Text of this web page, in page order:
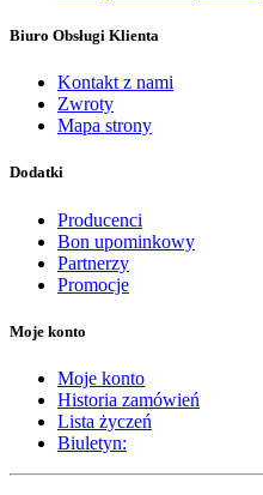
Biuro Obsługi Klienta
Kontakt z nami
Zwroty
Mapa strony
Dodatki
Producenci
Bon upominkowy
Partnerzy
Promocje
Moje konto
Moje konto
Historia zamówień
Lista życzeń
Biuletyn: